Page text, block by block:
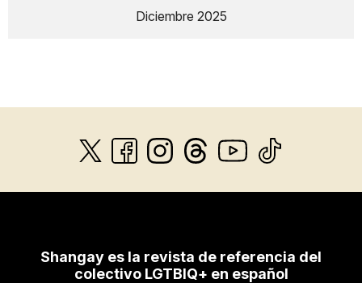
Diciembre 2025
Shangay es la revista de referencia del
colectivo LGTBIQ+ en español